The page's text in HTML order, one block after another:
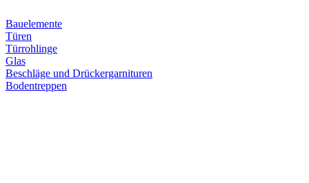
Bauelemente
Türen
Türrohlinge
Glas
Beschläge und Drückergarnituren
Bodentreppen